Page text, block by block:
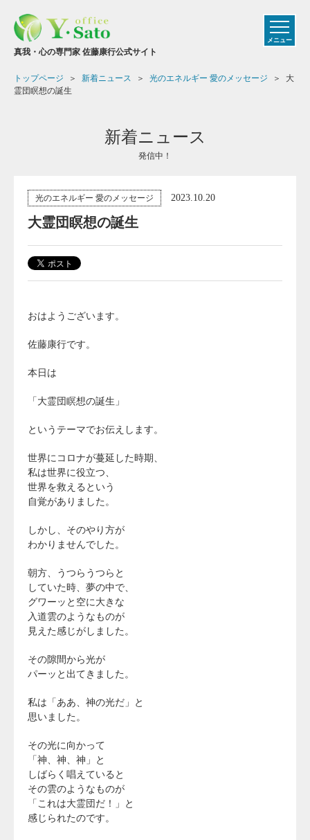
真我・心の専門家 佐藤康行公式サイト
メニュー
トップページ 新着ニュース 光のエネルギー 愛のメッセージ
大
霊団瞑想の誕生
新着ニュース
発信中！
光のエネルギー 愛のメッセージ 2023.10.20
大霊団瞑想の誕生
おはようございます。
佐藤康行です。
本日は
「大霊団瞑想の誕生」
というテーマでお伝えします。
世界にコロナが蔓延した時期、
私は世界に役立つ、
世界を救えるという
自覚がありました。
しかし、そのやり方が
わかりませんでした。
朝方、うつらうつらと
していた時、夢の中で、
グワーッと空に大きな
入道雲のようなものが
見えた感じがしました。
その隙間から光が
パーッと出てきました。
私は「ああ、神の光だ」と
思いました。
その光に向かって
「神、神、神」と
しばらく唱えていると
その雲のようなものが
「これは大霊団だ！」と
感じられたのです。